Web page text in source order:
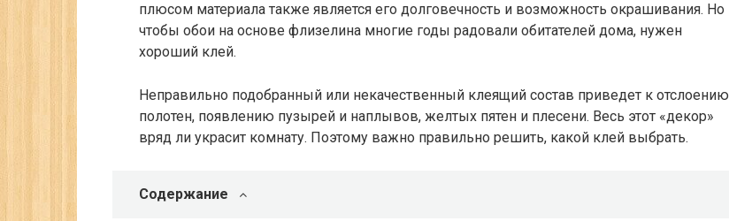
плюсом материала также является его долговечность и возможность окрашивания. Но
чтобы обои на основе флизелина многие годы радовали обитателей дома, нужен
хороший клей.
Неправильно подобранный или некачественный клеящий состав приведет к отслоению
полотен, появлению пузырей и наплывов, желтых пятен и плесени. Весь этот «декор»
вряд ли украсит комнату. Поэтому важно правильно решить, какой клей выбрать.
Содержание